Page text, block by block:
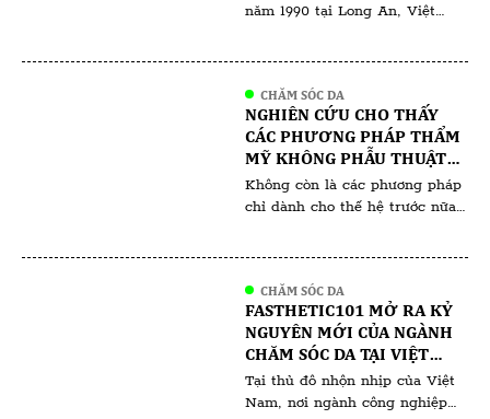
năm 1990 tại Long An, Việt
hình mảnh mai yếu đuối nhưng
nội lực đầy nhiệt huyết, quyết
tâm học tập vượt qua khó
khăn, thách thức mong muốn
xây dựng […]
CHĂM SÓC DA
NGHIÊN CỨU CHO THẤY
CÁC PHƯƠNG PHÁP THẨM
MỸ KHÔNG PHẪU THUẬT
ĐANG NGÀY CÀNG PHỔ
BIẾN VỚI THẾ HỆ NGÀY
Không còn là các phương pháp
chỉ dành cho thế hệ trước nữa.
việc xử lý các nếp nhăn. Tuy
nhiên, một nghiên cứu gần đây
của SkinSpirit Medical Spa đã
phát hiện ra […]
CHĂM SÓC DA
FASTHETIC101 MỞ RA KỶ
NGUYÊN MỚI CỦA NGÀNH
CHĂM SÓC DA TẠI VIỆT
NAM
Tại thủ đô nhộn nhịp của Việt
Nam, nơi ngành công nghiệp